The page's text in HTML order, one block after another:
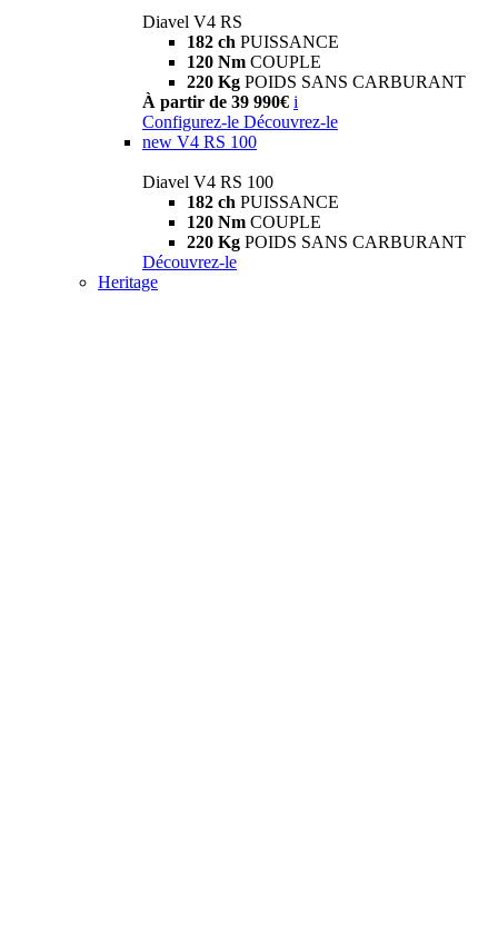
Diavel V4 RS
182 ch PUISSANCE
120 Nm COUPLE
220 Kg POIDS SANS CARBURANT
À partir de 39 990€ i
Configurez-le Découvrez-le
new V4 RS 100
Diavel V4 RS 100
182 ch PUISSANCE
120 Nm COUPLE
220 Kg POIDS SANS CARBURANT
Découvrez-le
Heritage